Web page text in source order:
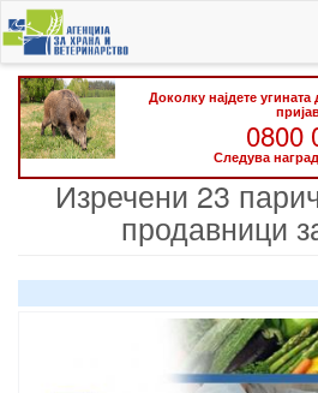
Skip
to
main
content
Доколку најдете
0800
Следува
Изречени 23
продавници